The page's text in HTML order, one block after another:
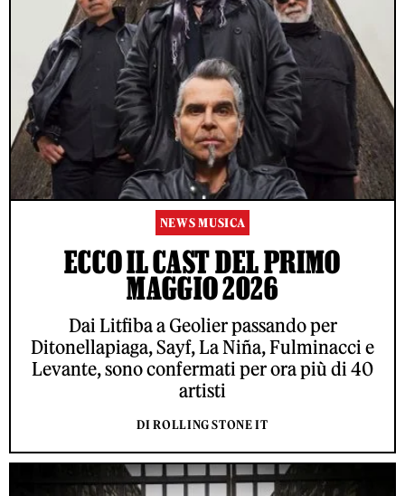
NEWS MUSICA
ECCO IL CAST DEL PRIMO
MAGGIO 2026
Dai Litfiba a Geolier passando per
Ditonellapiaga, Sayf, La Niña, Fulminacci e
Levante, sono confermati per ora più di 40
artisti
DI ROLLING STONE IT